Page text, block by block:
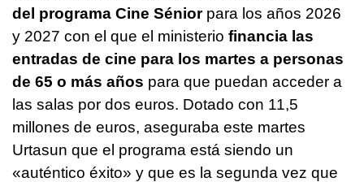
del programa Cine Séniorpara los años 2026
y 2027 con el que el ministerio financia las
entradas de cine para los martes a personas
de 65 o más años para que puedan acceder a
las salas por dos euros. Dotado con 11,5
millones de euros, aseguraba este martes
Urtasun que el programa está siendo un
«auténtico éxito» y que es la segunda vez que